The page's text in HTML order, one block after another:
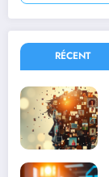
RÉCENT